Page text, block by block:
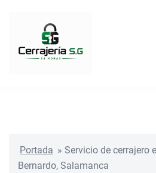
Portada » Servicio de cerrajero
Bernardo, Salamanca